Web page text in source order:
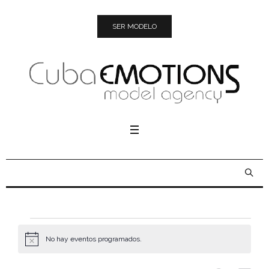
SER MODELO
Eventos
Aviso No hay eventos programados.